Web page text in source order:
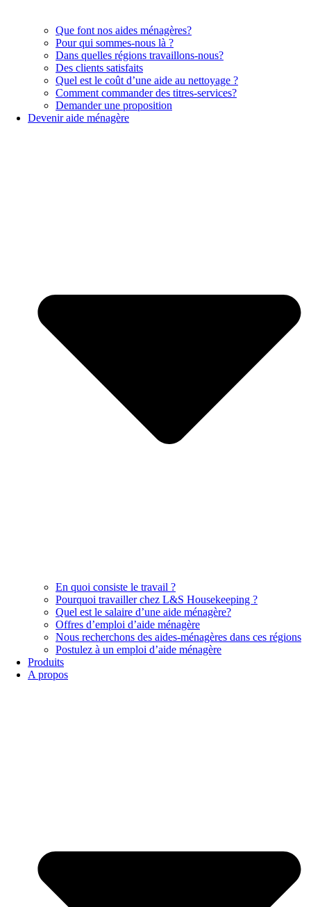
Que font nos aides ménagères?
Pour qui sommes-nous là ?
Dans quelles régions travaillons-nous?
Des clients satisfaits
Quel est le coût d’une aide au nettoyage ?
Comment commander des titres-services?
Demander une proposition
Devenir aide ménagère
En quoi consiste le travail ?
Pourquoi travailler chez L&S Housekeeping ?
Quel est le salaire d’une aide ménagère?
Offres d’emploi d’aide ménagère
Nous recherchons des aides-ménagères dans ces régions
Postulez à un emploi d’aide ménagère
Produits
A propos